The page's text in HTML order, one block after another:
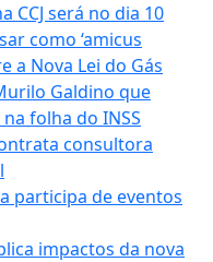
CCJ será no dia 10
como ‘amicus
a Nova Lei do Gás
Galdino que
folha do INSS
consultora
participa de eventos
impactos da nova